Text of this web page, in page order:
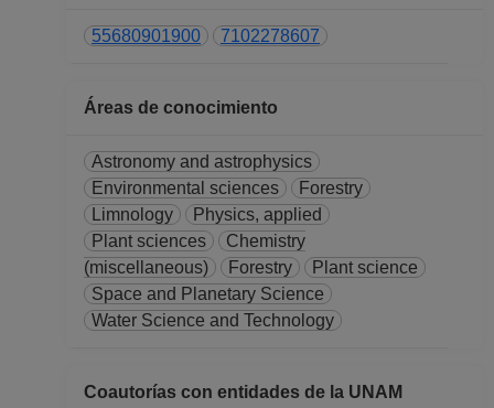
55680901900 7102278607
Áreas de conocimiento
Astronomy and astrophysics
Environmental sciences
Forestry
Limnology
Physics, applied
Plant sciences
Chemistry
(miscellaneous)
Forestry
Plant science
Space and Planetary Science
Water Science and Technology
Coautorías con entidades de la UNAM